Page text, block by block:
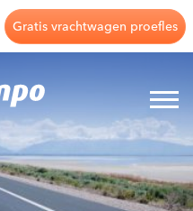
Gratis vrachtwagen proefles